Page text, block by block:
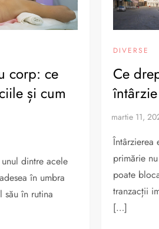
corp: ce
și cum
dintre acele
în umbra
în rutina
DIVERSE
Ce
Întârzierea
primărie
poate
tranzacții
[…]